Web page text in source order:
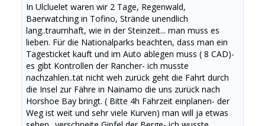
In Ulcluelet waren wir 2 Tage, Regenwald,
Baerwatching in Tofino, Strände unendlich
lang..traumhaft, wie in der Steinzeit... man muss es
lieben. Für die Nationalparks beachten, dass man ein
Tagesticket kauft und im Auto ablegen muss ( 8 CAD)-
es gibt Kontrollen der Rancher- ich musste
nachzahlen..tat nicht weh zurück geht die Fahrt durch
die Insel zur Fähre in Nainamo die uns zurück nach
Horshoe Bay bringt. ( Bitte 4h Fahrzeit einplanen- der
Weg ist weit und sehr viele Kurven) man will ja etwas